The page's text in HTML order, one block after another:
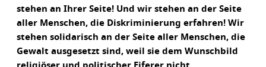
stehen an Ihrer Seite! Und wir stehen an der Seite
aller Menschen, die Diskriminierung erfahren! Wir
stehen solidarisch an der Seite aller Menschen, die
Gewalt ausgesetzt sind, weil sie dem Wunschbild